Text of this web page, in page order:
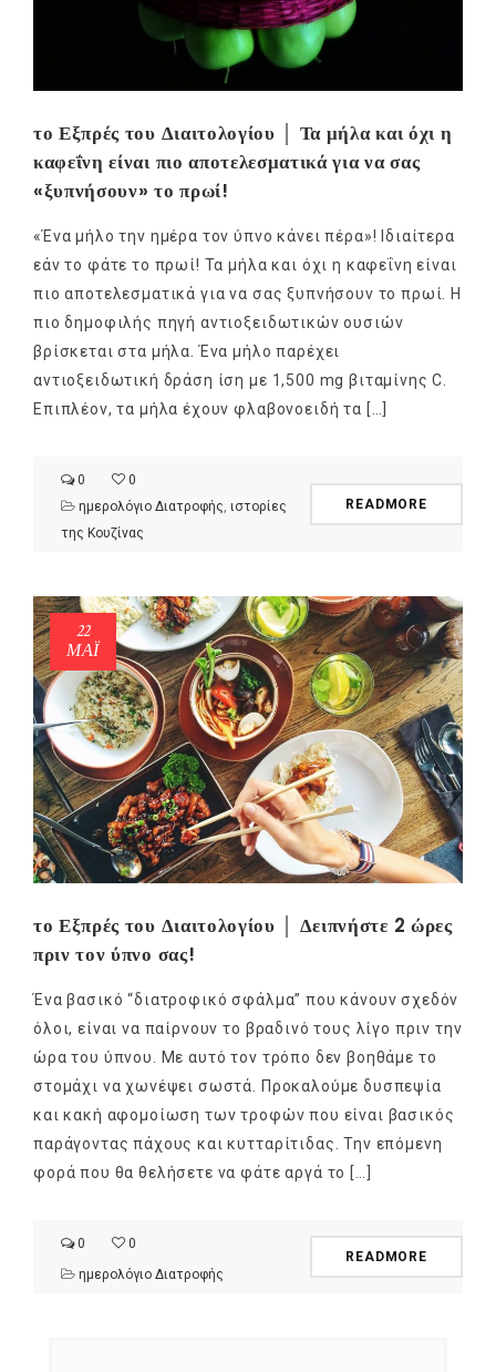
το Εξπρές του Διαιτολογίου │ Τα μήλα και όχι η
καφεΐνη είναι πιο αποτελεσματικά για να σας
«ξυπνήσουν» το πρωί!
«Ένα μήλο την ημέρα τον ύπνο κάνει πέρα»! Ιδιαίτερα
εάν το φάτε το πρωί! Τα μήλα και όχι η καφεΐνη είναι
πιο αποτελεσματικά για να σας ξυπνήσουν το πρωί. Η
πιο δημοφιλής πηγή αντιοξειδωτικών ουσιών
βρίσκεται στα μήλα. Ένα μήλο παρέχει
αντιοξειδωτική δράση ίση με 1,500 mg βιταμίνης C.
Επιπλέον, τα μήλα έχουν φλαβονοειδή τα […]
0
0
ημερολόγιο Διατροφής, ιστορίες
της Κουζίνας
READMORE
22
ΜΑΪ́
το Εξπρές του Διαιτολογίου │ Δειπνήστε 2 ώρες
πριν τον ύπνο σας!
Ένα βασικό “διατροφικό σφάλμα” που κάνουν σχεδόν
όλοι, είναι να παίρνουν το βραδινό τους λίγο πριν την
ώρα του ύπνου. Με αυτό τον τρόπο δεν βοηθάμε το
στομάχι να χωνέψει σωστά. Προκαλούμε δυσπεψία
και κακή αφομοίωση των τροφών που είναι βασικός
παράγοντας πάχους και κυτταρίτιδας. Την επόμενη
φορά που θα θελήσετε να φάτε αργά το […]
0
0
ημερολόγιο Διατροφής
READMORE